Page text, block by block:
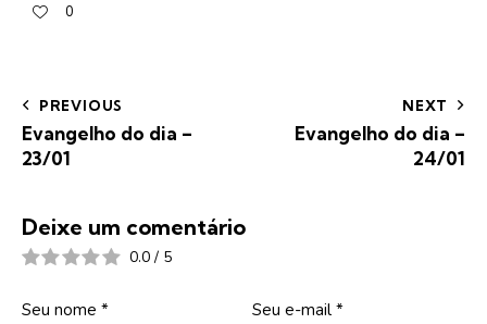
0
PREVIOUS
Evangelho do dia –
23/01
NEXT
Evangelho do dia –
24/01
Deixe um comentário
0.0 / 5